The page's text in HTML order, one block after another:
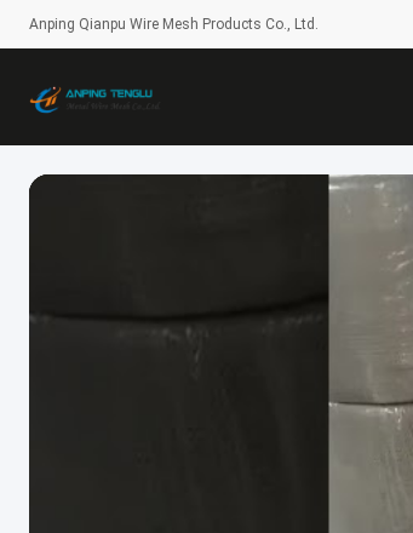
Anping Qianpu Wire Mesh Products Co., Ltd.